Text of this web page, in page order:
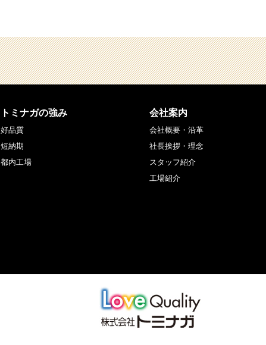
トミナガの強み
好品質
短納期
都内工場
会社案内
会社概要・沿革
社長挨拶・理念
スタッフ紹介
工場紹介